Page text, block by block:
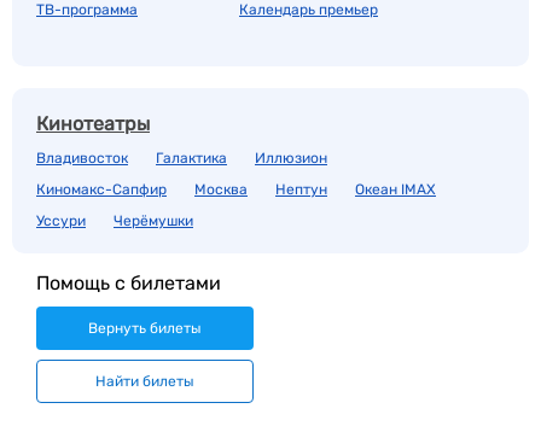
ТВ-программа
Календарь премьер
Кинотеатры
Владивосток Галактика
Иллюзион
Киномакс-Сапфир
Москва Нептун
Океан IMAX
Уссури
Черёмушки
Помощь с билетами
Вернуть билеты
Найти билеты